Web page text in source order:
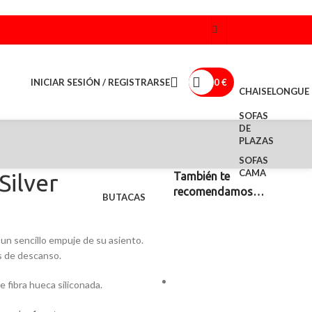
INICIAR SESIÓN / REGISTRARSE 0€
CHAISELONGUE
SOFAS
DE
PLAZAS
SOFAS
CAMA
BUTACAS
sencillo empuje de su asiento.
de descanso.
fibra hueca siliconada.
También te
recomendamos…